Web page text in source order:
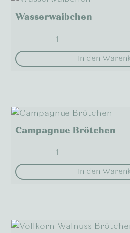
Wasserwaibchen
+ -
In den
Campagnue Brötchen
+ -
In den